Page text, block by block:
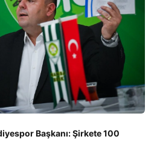
Başkanı: Şirkete 100